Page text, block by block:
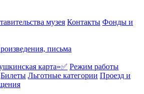
музея Контакты Фонды и
письма
карта»✅ Режим работы
Билеты Льготные категории Проезд и